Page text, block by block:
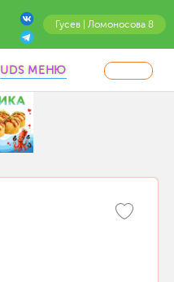
Гусев | Ломоносова 8
UDS МЕНЮ